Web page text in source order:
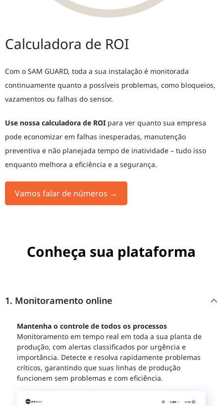
Calculadora de ROI
Com o SAM GUARD, toda a sua instalação é monitorada
continuamente quanto a possíveis problemas, como bloqueios,
vazamentos ou falhas do sensor.
Use nossa calculadora de ROI para ver quanto sua empresa
pode economizar em falhas inesperadas, manutenção
preventiva e não planejada tempo de inatividade – tudo isso
enquanto melhora a eficiência e a segurança.
Vamos falar de números →
Conheça sua plataforma
1. Monitoramento online
Mantenha o controle de todos os processos
Monitoramento em tempo real em toda a sua planta de
produção, com alertas classificados por urgência e
importância. Detecte e resolva rapidamente problemas
críticos, garantindo que suas linhas de produção
funcionem sem problemas e com eficiência.